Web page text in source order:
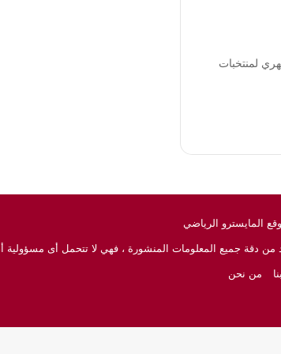
لمنتخبات
دقة جميع المعلومات المنشورة ، فهي لا تتحمل أى مسؤولية
من نحن